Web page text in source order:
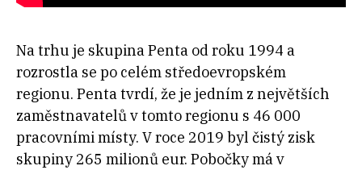
Na trhu je skupina Penta od roku 1994 a
rozrostla se po celém středoevropském
regionu. Penta tvrdí, že je jedním z největších
zaměstnavatelů v tomto regionu s 46 000
pracovními místy. V roce 2019 byl čistý zisk
skupiny 265 milionů eur. Pobočky má v